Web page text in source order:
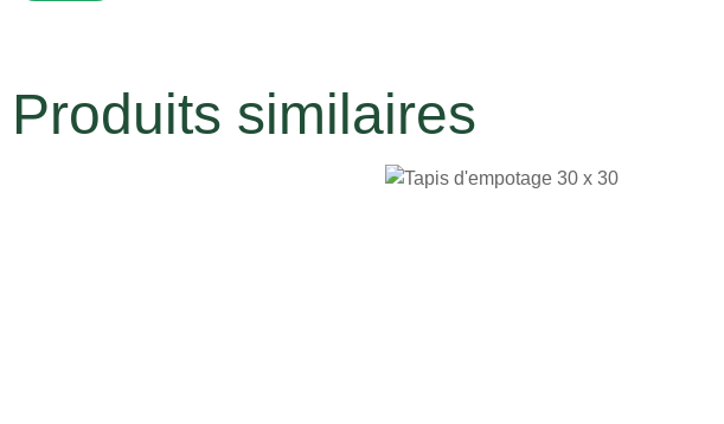
Produits similaires